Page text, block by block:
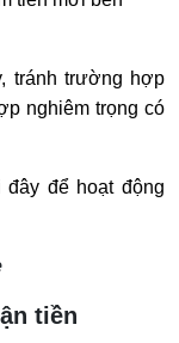
tránh trường hợp
nghiêm trọng có
để hoạt động
tiền